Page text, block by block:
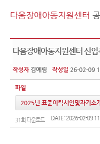
다움장애아동지원센터
다움장애아동지원센터 신
작성자 김예림 작성일 26-02-09
파일
2025년 표준이력서안및자기
31회 다운로드 DATE : 2026-02-09